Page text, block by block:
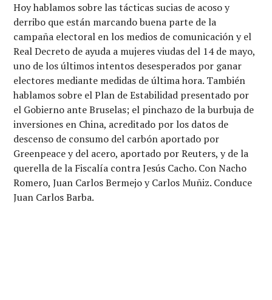
Hoy hablamos sobre las tácticas sucias de acoso y
derribo que están marcando buena parte de la
campaña electoral en los medios de comunicación y el
Real Decreto de ayuda a mujeres viudas del 14 de mayo,
uno de los últimos intentos desesperados por ganar
electores mediante medidas de última hora. También
hablamos sobre el Plan de Estabilidad presentado por
el Gobierno ante Bruselas; el pinchazo de la burbuja de
inversiones en China, acreditado por los datos de
descenso de consumo del carbón aportado por
Greenpeace y del acero, aportado por Reuters, y de la
querella de la Fiscalía contra Jesús Cacho. Con Nacho
Romero, Juan Carlos Bermejo y Carlos Muñiz. Conduce
Juan Carlos Barba.